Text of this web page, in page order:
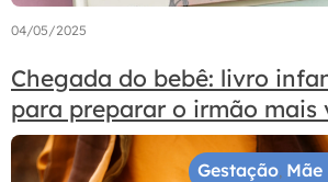
04/05/2025
Chegada do bebê: livro
para preparar o irmão mais
Gestação Mãe